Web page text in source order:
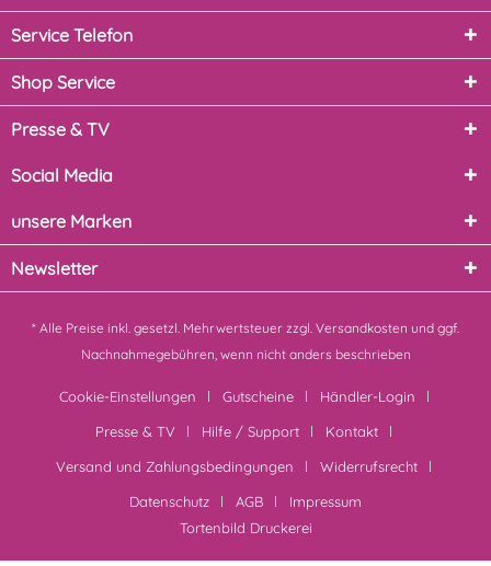
Service Telefon
Shop Service
Presse & TV
Social Media
unsere Marken
Newsletter
* Alle Preise inkl. gesetzl. Mehrwertsteuer zzgl. Versandkosten und ggf.
Nachnahmegebühren, wenn nicht anders beschrieben
Cookie-Einstellungen Gutscheine
Händler-Login
Presse & TV
Hilfe / Support
Kontakt
Versand und Zahlungsbedingungen
Widerrufsrecht
Datenschutz
AGB
Impressum
Tortenbild Druckerei